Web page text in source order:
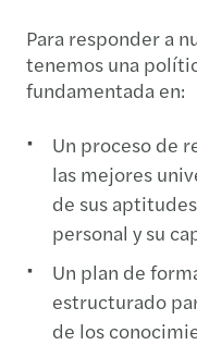
Para responder a
tenemos una
fundamentada en:
Un proceso de
las mejores
de sus
personal y su
Un plan de
estructurado
de los